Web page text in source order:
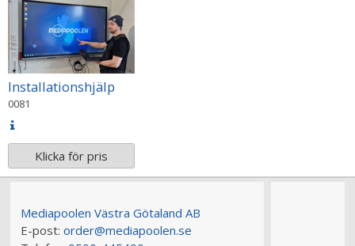
Installationshjälp
0081
Klicka för pris
Mediapoolen Västra Götaland AB
E-post: order@mediapoolen.se